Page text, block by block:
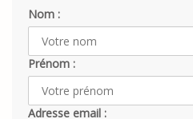
Nom :
Prénom :
Adresse email :